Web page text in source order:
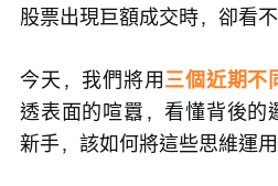
股票出現巨額成交時，卻看
今天，我們將用三個近期不
透表面的喧囂，看懂背後的
新手，該如何將這些思維運